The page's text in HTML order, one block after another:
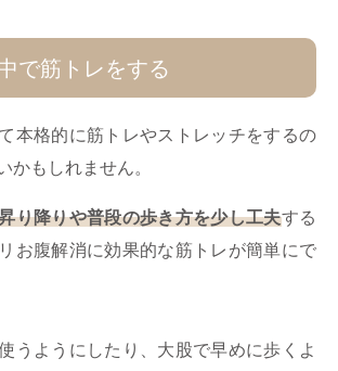
で筋トレをする
本格的に筋トレやストレッチをするの
かもしれません。
り降りや普段の歩き方を少し工夫する
お腹解消に効果的な筋トレが簡単にで
うようにしたり、大股で早めに歩くよ